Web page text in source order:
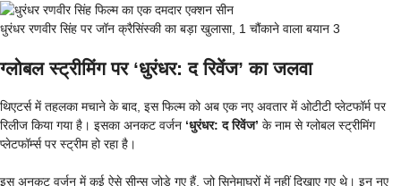
धुरंधर रणवीर सिंह पर जॉन क्रैसिंस्की का बड़ा खुलासा, 1 चौंकाने वाला बयान 3
ग्लोबल स्ट्रीमिंग पर ‘धुरंधर: द रिवेंज’ का जलवा
थिएटर्स में तहलका मचाने के बाद, इस फिल्म को अब एक नए अवतार में ओटीटी प्लेटफॉर्म पर
रिलीज किया गया है। इसका अनकट वर्जन ‘धुरंधर: द रिवेंज’ के नाम से ग्लोबल स्ट्रीमिंग
प्लेटफॉर्म्स पर स्ट्रीम हो रहा है।
इस अनकट वर्जन में कई ऐसे सीन्स जोड़े गए हैं, जो सिनेमाघरों में नहीं दिखाए गए थे। इन नए